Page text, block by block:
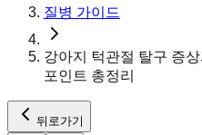
질병 가이드
강아지 턱관절 탈구 증
포인트 총정리
뒤로가기